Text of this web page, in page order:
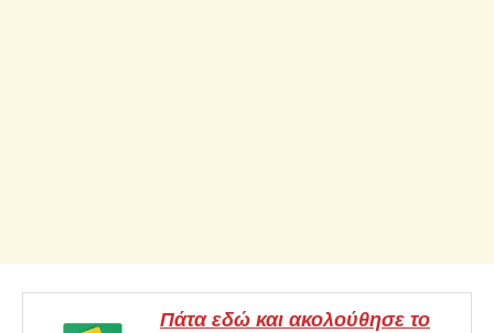
Πάτα εδώ και ακολούθησε το